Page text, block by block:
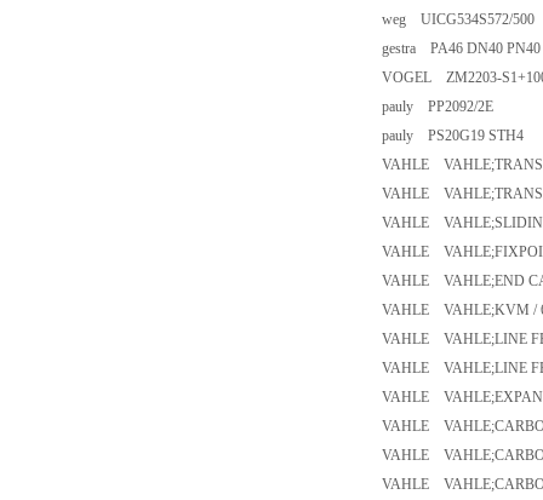
weg UICG534S572/500
gestra PA46 DN40 PN40
VOGEL ZM2203-
pauly PP2092/2E
pauly PS20G19 STH4
VAHLE
VAHLE
VAHLE
VAHLE
VAHLE VAHLE;END
VAHLE VAHLE;KVM /
VAHLE VAHLE;LINE
VAHLE VAHLE;LINE
VAHLE
VAHLE
VAHLE
VAHLE